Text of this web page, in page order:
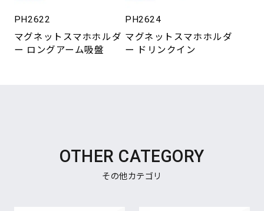
PH2622
マグネットスマホホルダ
ー ロングアーム吸盤
PH2624
マグネットスマホホルダ
ー ドリンクイン
OTHER CATEGORY
その他カテゴリ